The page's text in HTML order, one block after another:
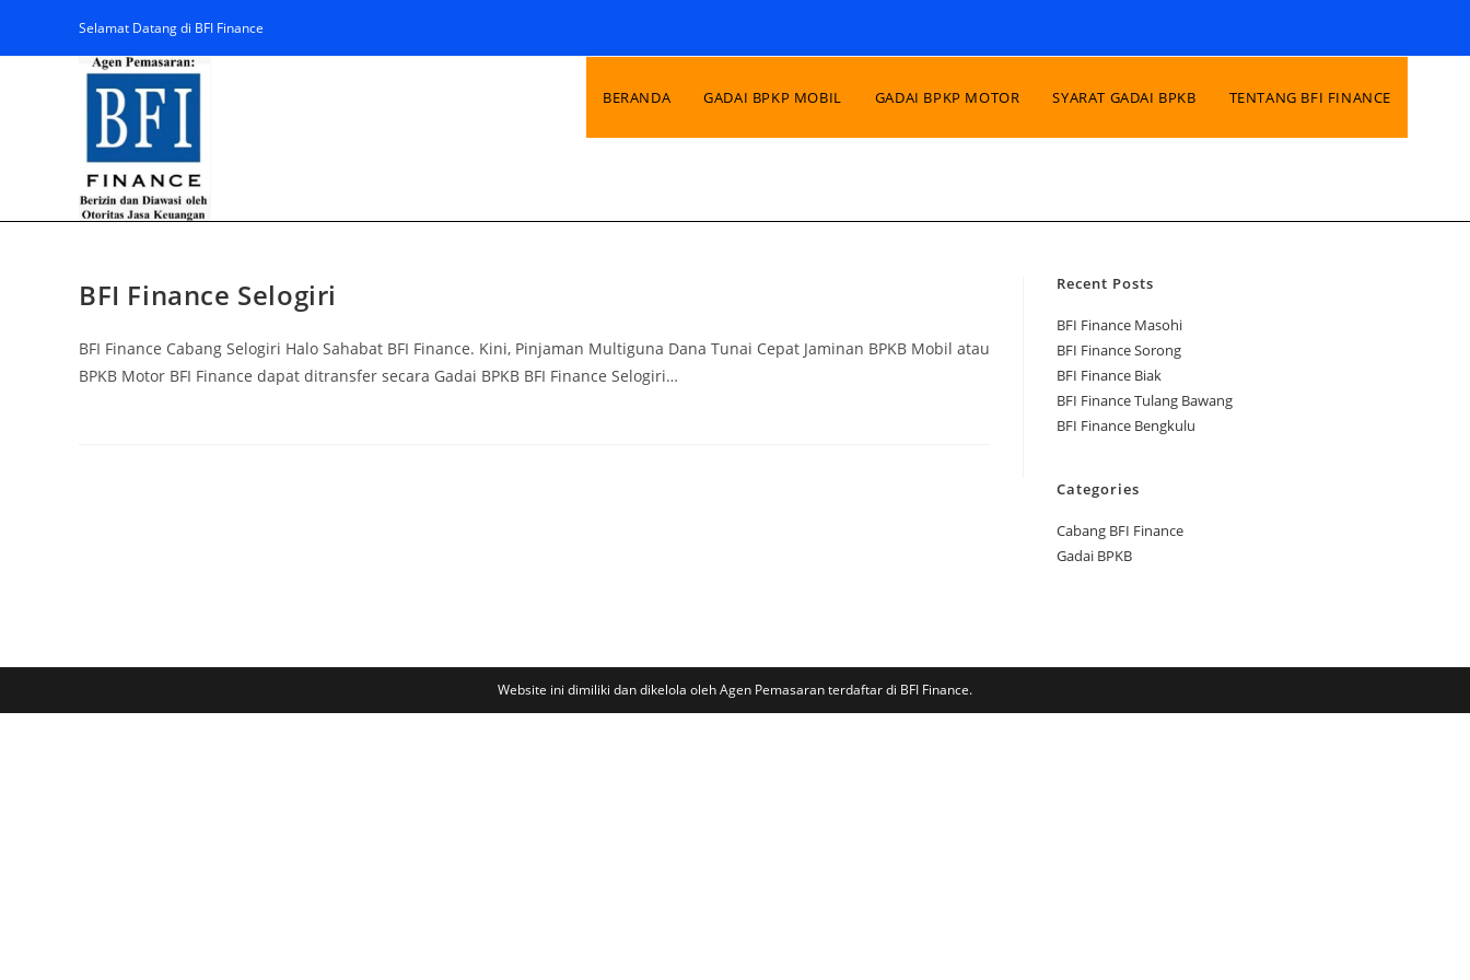
Selamat Datang di BFI Finance
BERANDA GADAI BPKP MOBIL GADAI BPKP MOTOR SYARAT GADAI BPKB TENTANG BFI FINANCE
BFI Finance Selogiri
BFI Finance Cabang Selogiri Halo Sahabat BFI Finance. Kini, Pinjaman Multiguna Dana Tunai Cepat Jaminan BPKB Mobil atau
BPKB Motor BFI Finance dapat ditransfer secara Gadai BPKB BFI Finance Selogiri…
Recent Posts
BFI Finance Masohi
BFI Finance Sorong
BFI Finance Biak
BFI Finance Tulang Bawang
BFI Finance Bengkulu
Categories
Cabang BFI Finance
Gadai BPKB
Website ini dimiliki dan dikelola oleh Agen Pemasaran terdaftar di BFI Finance.